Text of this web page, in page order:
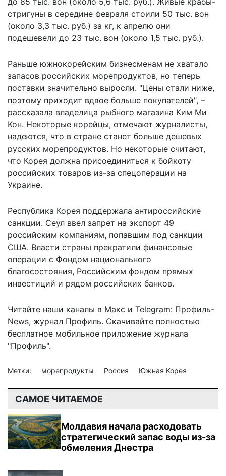
стригуны в середине февраля стоили 50 тыс. вон
(около 3,3 тыс. руб.) за кг, к апрелю они
подешевели до 23 тыс. вон (около 1,5 тыс. руб.).
Раньше южнокорейским бизнесменам не хватало
запасов российских морепродуктов, но теперь
поставки значительно выросли. "Цены стали ниже,
поэтому приходит вдвое больше покупателей", –
рассказала владелица рыбного магазина Ким Ми
Кон. Некоторые корейцы, отмечают журналисты,
надеются, что в стране станет больше дешевых
русских морепродуктов. Но некоторые считают,
что Корея должна присоединиться к бойкоту
российских товаров из-за спецоперации на
Украине.
Республика Корея поддержала антироссийские
санкции. Сеул ввел запрет на экспорт 49
российским компаниям, попавшим под санкции
США. Власти страны прекратили финансовые
операции с Фондом национального
благосостояния, Российским фондом прямых
инвестиций и рядом российских банков.
Читайте наши каналы в Макс и Telegram: Профиль-
News, журнал Профиль. Скачивайте полностью
бесплатное мобильное приложение журнала
"Профиль".
Метки: морепродукты Россия Южная Корея
САМОЕ ЧИТАЕМОЕ
Молдавия начала расходовать
стратегический запас воды из-за
обмеления Днестра